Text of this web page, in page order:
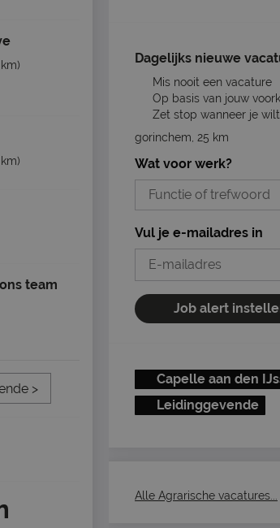
team
>
Dagelijks nieuwe
Mis nooit een vacature
Op basis van jouw
Zet stop wanneer je wilt
gorinchem, 25 km
Wat voor werk?
Vul je e-mailadres in
Job alert
Capelle aan den
Leidinggevende
Alle Agrarische vacatures...